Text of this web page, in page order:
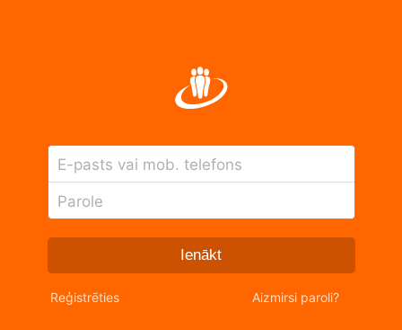
E-pasts vai mob. telefons
Parole
Ienākt
Reģistrēties Aizmirsi paroli?